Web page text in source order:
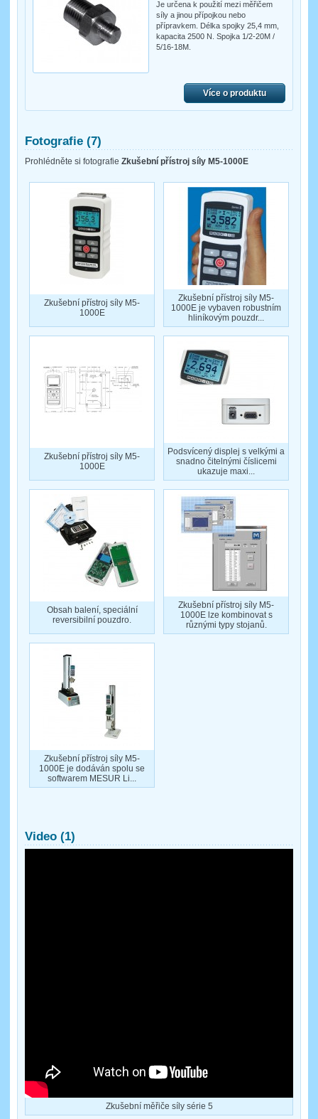
Je určena k použití mezi měřičem
síly a jinou přípojkou nebo
přípravkem. Délka spojky 25,4 mm,
kapacita 2500 N. Spojka 1/2-20M /
5/16-18M.
Více o produktu
Fotografie (7)
Prohlédněte si fotografie Zkušební přístroj síly M5-1000E
Zkušební přístroj síly M5-
1000E
Zkušební přístroj síly M5-
1000E je vybaven robustním
hliníkovým pouzdr...
Zkušební přístroj síly M5-
1000E
Podsvícený displej s velkými a
snadno čitelnými číslicemi
ukazuje maxi...
Obsah balení, speciální
reversibilní pouzdro.
Zkušební přístroj síly M5-
1000E lze kombinovat s
různými typy stojanů.
Zkušební přístroj síly M5-
1000E je dodáván spolu se
softwarem MESUR Li...
Video (1)
Zkušební měřiče síly série 5